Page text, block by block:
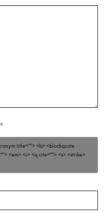
title=""> <b> <blockquote
<em> <i> <q cite=""> <s> <strike>